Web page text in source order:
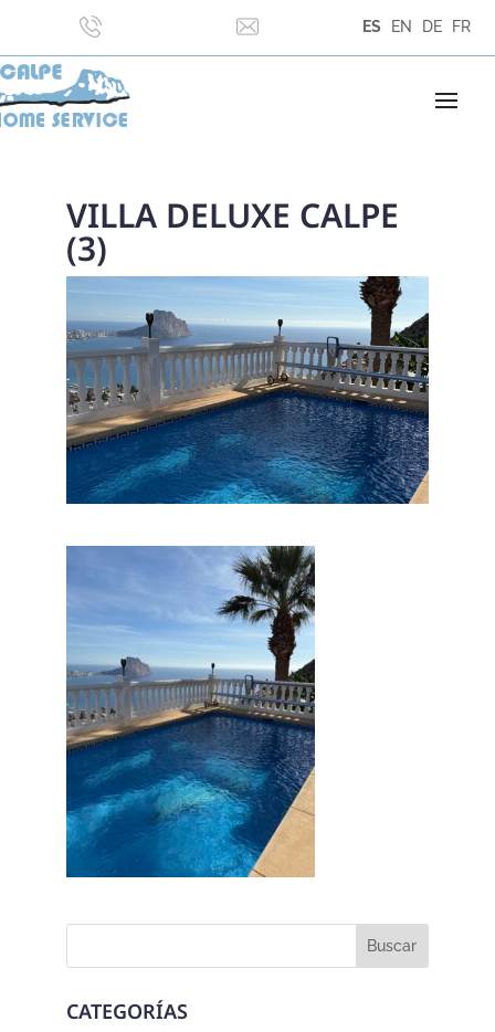
ES EN DE FR
VILLA DELUXE CALPE
(3)
CATEGORÍAS